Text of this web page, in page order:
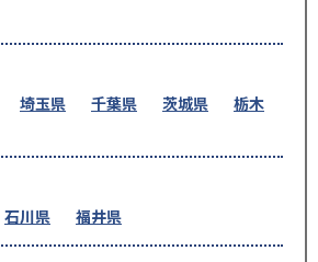
埼玉県 千葉県 茨城県
栃木
石川県 福井県